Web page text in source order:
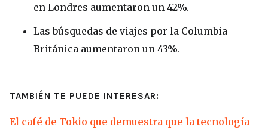
en Londres aumentaron un 42%.
Las búsquedas de viajes por la Columbia
Británica aumentaron un 43%.
TAMBIÉN TE PUEDE INTERESAR:
El café de Tokio que demuestra que la tecnología